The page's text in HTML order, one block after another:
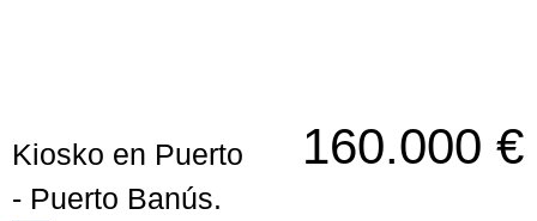
Kiosko en Puerto
- Puerto Banús.
160.000 €